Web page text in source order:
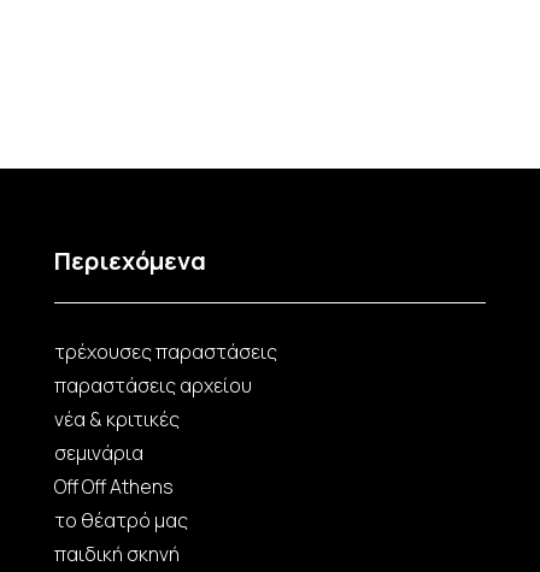
Περιεχόμενα
τρέχουσες παραστάσεις
παραστάσεις αρχείου
νέα & κριτικές
σεμινάρια
Off Off Athens
το θέατρό μας
παιδική σκηνή